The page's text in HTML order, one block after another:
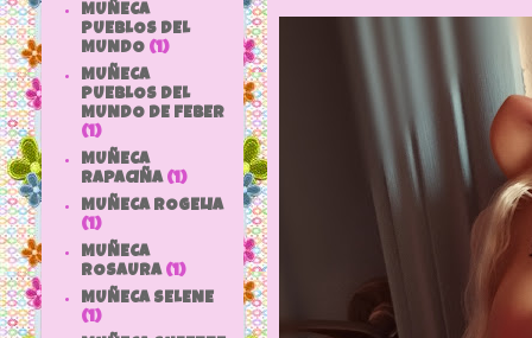
MUÑECA
PUEBLOS DEL
MUNDO (1)
MUÑECA
PUEBLOS DEL
MUNDO DE FEBER
(1)
MUÑECA
RAPACIÑA (1)
MUÑECA ROGELIA
(1)
MUÑECA
ROSAURA (1)
MUÑECA SELENE
(1)